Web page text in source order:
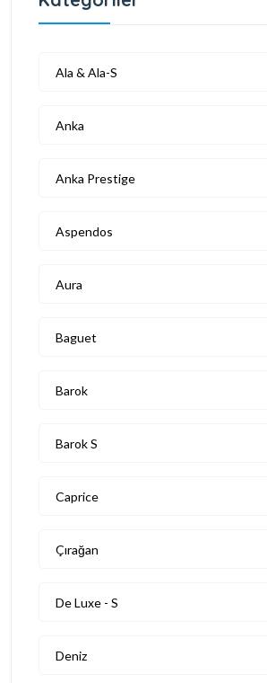
Ala & Ala-S
Anka
Anka Prestige
Aspendos
Aura
Baguet
Barok
Barok S
Caprice
Çırağan
De Luxe - S
Deniz